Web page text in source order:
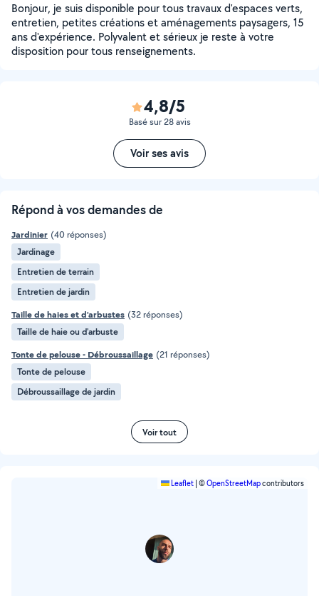
Bonjour, je suis disponible pour tous travaux d'espaces verts,
entretien, petites créations et aménagements paysagers, 15
ans d'expérience. Polyvalent et sérieux je reste à votre
disposition pour tous renseignements.
4,8/5
Basé sur 28 avis
Voir ses avis
Répond à vos demandes de
Jardinier (40 réponses)
Jardinage
Entretien de terrain
Entretien de jardin
Taille de haies et d'arbustes (32 réponses)
Taille de haie ou d'arbuste
Tonte de pelouse - Débroussaillage (21 réponses)
Tonte de pelouse
Débroussaillage de jardin
Voir tout
Leaflet ©OpenStreetMapcontributors